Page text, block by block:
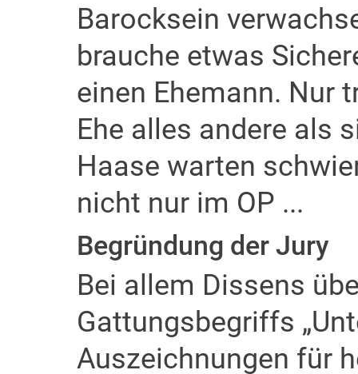
Barocksein
brauche etwas
einen Ehemann. Nur
Ehe alles andere als
Haase warten
nicht nur im OP ...
Begründung der Jury
Bei allem Dissens
Gattungsbegriffs
Auszeichnungen für